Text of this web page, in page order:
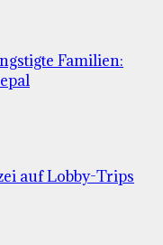
Familien:
auf Lobby-Trips